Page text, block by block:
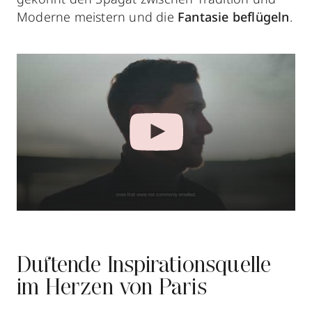
Moderne meistern und die Fantasie beflügeln.
Duftende Inspirationsquelle
im Herzen von Paris